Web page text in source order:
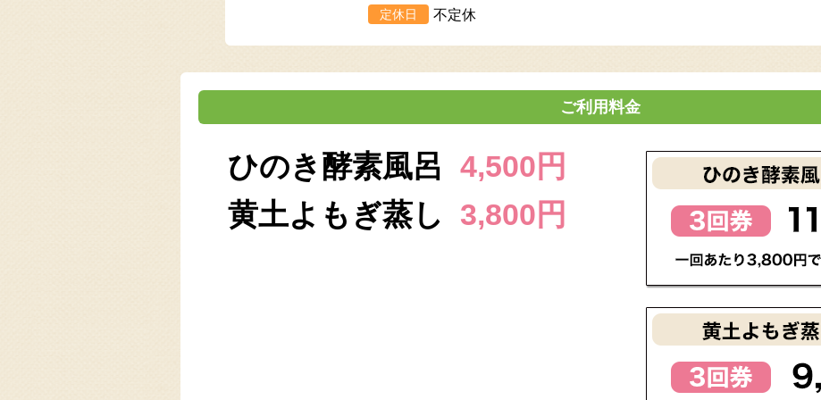
定休日 不定休
ご利用料金
ひのき酵素風呂 4,500円
黄土よもぎ蒸し
3,800円